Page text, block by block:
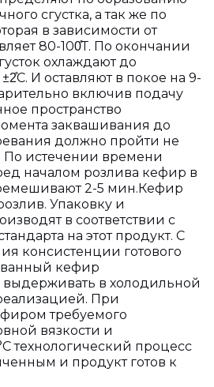
сгустка, а так же по
в зависимости от
80-100̊Т. По окончании
охлаждают до
И оставляют в покое на 9-
включив подачу
пространство
заквашивания до
должно пройти не
По истечении времени
началом розлива кефир в
2-5 мин.Кефир
Упаковку и
в соответствии с
на этот продукт. С
консистенции готового
кефир
выдерживать в холодильной
При
требуемого
вязкости и
технологический процесс
и продукт готов к